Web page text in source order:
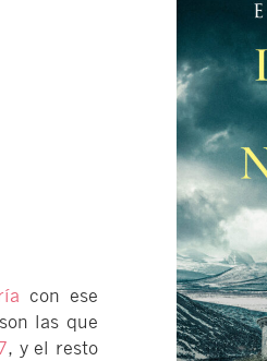
con ese
las que
, y el resto